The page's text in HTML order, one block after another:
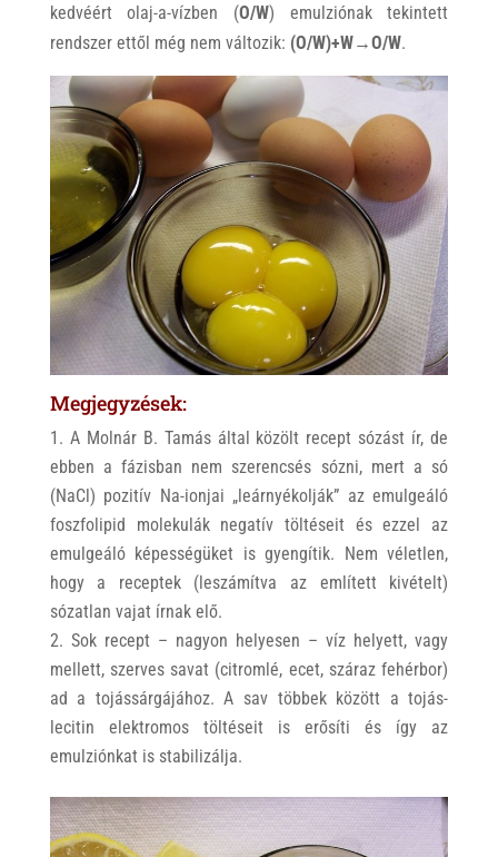
kedvéért olaj-a-vízben (O/W) emulziónak tekintett
rendszer ettől még nem változik: (O/W)+W→O/W.
Megjegyzések:
A Molnár B. Tamás által közölt recept sózást ír, de
ebben a fázisban nem szerencsés sózni, mert a só
(NaCl) pozitív Na-ionjai „leárnyékolják” az emulgeáló
foszfolipid molekulák negatív töltéseit és ezzel az
emulgeáló képességüket is gyengítik. Nem véletlen,
hogy a receptek (leszámítva az említett kivételt)
sózatlan vajat írnak elő.
Sok recept – nagyon helyesen – víz helyett, vagy
mellett, szerves savat (citromlé, ecet, száraz fehérbor)
ad a tojássárgájához. A sav többek között a tojás-
lecitin elektromos töltéseit is erősíti és így az
emulziónkat is stabilizálja.